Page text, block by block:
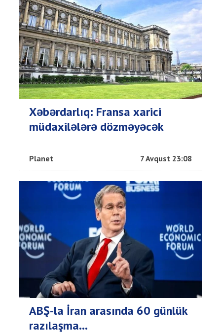
Xəbərdarlıq: Fransa xarici
müdaxilələrə dözməyəcək
Planet 7 Avqust 23:08
ABŞ-la İran arasında 60 günlük
razılaşma...